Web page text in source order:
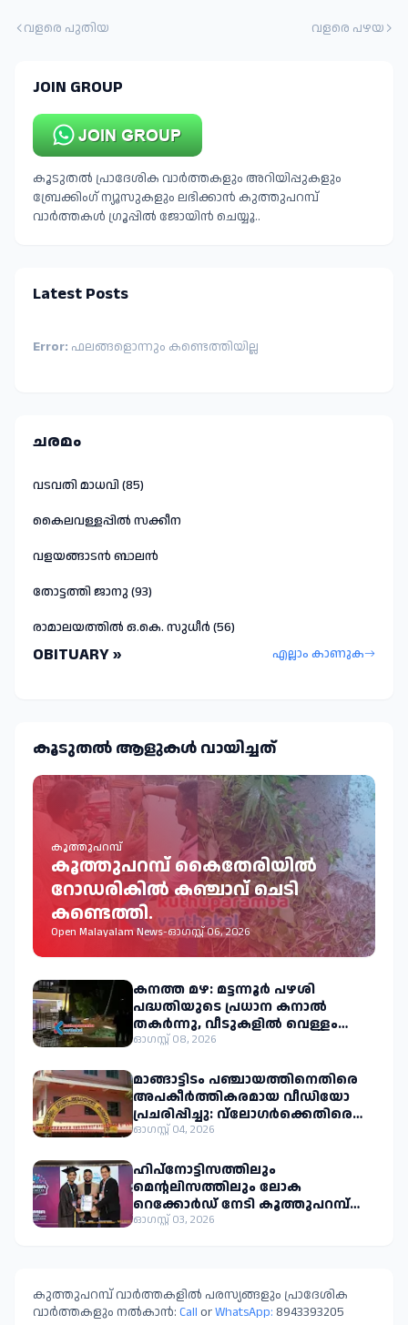
വളരെ പുതിയ വളരെ പഴയ
JOIN GROUP
കൂടുതൽ പ്രാദേശിക വാർത്തകളും അറിയിപ്പുകളും
ബ്രേക്കിംഗ് ന്യൂസുകളും ലഭിക്കാൻ കുത്തുപറമ്പ്
വാർത്തകൾ ഗ്രൂപ്പിൽ ജോയിൻ ചെയ്യൂ..
Latest Posts
Error: ഫലങ്ങളൊന്നും കണ്ടെത്തിയില്ല
ചരമം
വടവതി മാധവി (85)
കൈലവള്ളപ്പിൽ സക്കീന
വളയങ്ങാടൻ ബാലൻ
തോട്ടത്തി ജാനു (93)
രാമാലയത്തിൽ ഒ.കെ. സുധീർ (56)
OBITUARY » എല്ലാം കാണുക
കൂടുതല്‍ ആളുകള്‍ വായിച്ചത്
കൂത്തുപറമ്പ്
കൂത്തുപറമ്പ് കൈതേരിയിൽ
റോഡരികിൽ കഞ്ചാവ് ചെടി
കണ്ടെത്തി.
Open Malayalam News-ഓഗസ്റ്റ് 06, 2026
കനത്ത മഴ: മട്ടന്നൂർ പഴശി
പദ്ധതിയുടെ പ്രധാന കനാൽ
തകർന്നു, വീടുകളിൽ വെള്ളം
കയറി കുടുംബങ്ങളെ
ഓഗസ്റ്റ് 08, 2026
മാങ്ങാട്ടിടം പഞ്ചായത്തിനെതിരെ
അപകീർത്തികരമായ വീഡിയോ
പ്രചരിപ്പിച്ചു: വ്ലോഗർക്കെതിരെ
നിയമനടപടിക്കൊരുങ്ങി
ഓഗസ്റ്റ് 04, 2026
ഹിപ്നോട്ടിസത്തിലും
മെന്റലിസത്തിലും ലോക
റെക്കോർഡ് നേടി കൂത്തുപറമ്പ്
സ്വദേശി അജ്മൽ പി.കെ.
ഓഗസ്റ്റ് 03, 2026
കുത്തുപറമ്പ് വാർത്തകളിൽ പരസ്യങ്ങളും പ്രാദേശിക
വാർത്തകളും നൽകാൻ: Call orWhatsApp: 8943393205